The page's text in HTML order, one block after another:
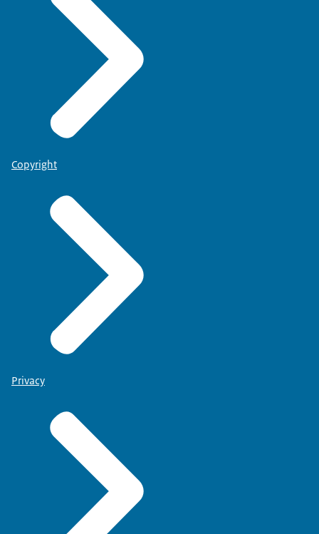
Copyright
Privacy